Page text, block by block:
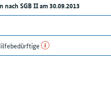
SGB II am 30.09.2013